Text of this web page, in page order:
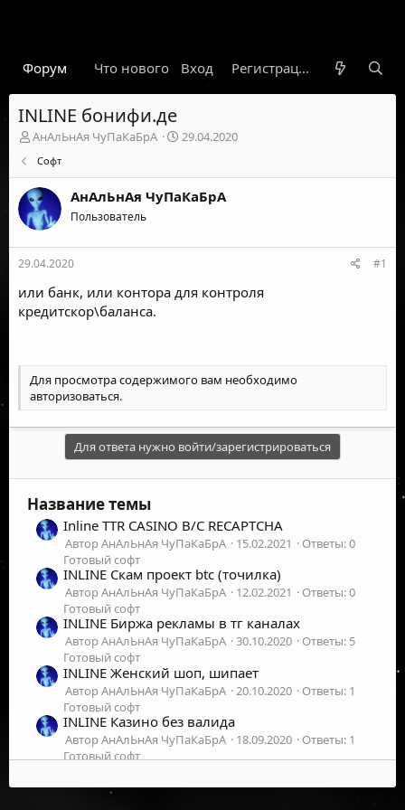
Форум Что нового Гарант Новости
Вход Регистрация
INLINE бонифи.де
А
о
р
т
е
м
ы
АнАлЬнАя ЧуПаКаБрА
Д
н
а
29.04.2020
Софт
АнАлЬнАя ЧуПаКаБрА
Пользователь
29.04.2020 #1
или банк, или контора для контроля
кредитскор\баланса.
Для просмотра содержимого вам необходимо
авторизоваться.
Для ответа нужно войти/зарегистрироваться
Название темы
Inline TTR CASINO B/C RECAPTCHA
Автор АнАлЬнАя ЧуПаКаБрА 15.02.2021
Ответы: 0
Готовый софт
INLINE Cкам проект btc (точилка)
Автор АнАлЬнАя ЧуПаКаБрА 12.02.2021
Ответы: 0
Готовый софт
INLINE Биржа рекламы в тг каналах
Автор АнАлЬнАя ЧуПаКаБрА 30.10.2020
Ответы: 5
Готовый софт
INLINE Женский шоп, шипает
Автор АнАлЬнАя ЧуПаКаБрА 20.10.2020
Ответы: 1
Готовый софт
INLINE Казино без валида
Автор АнАлЬнАя ЧуПаКаБрА 18.09.2020
Ответы: 1
Готовый софт
Автор АнАлЬнАя ЧуПаКаБрА 26.08.2020
Ответы: 2